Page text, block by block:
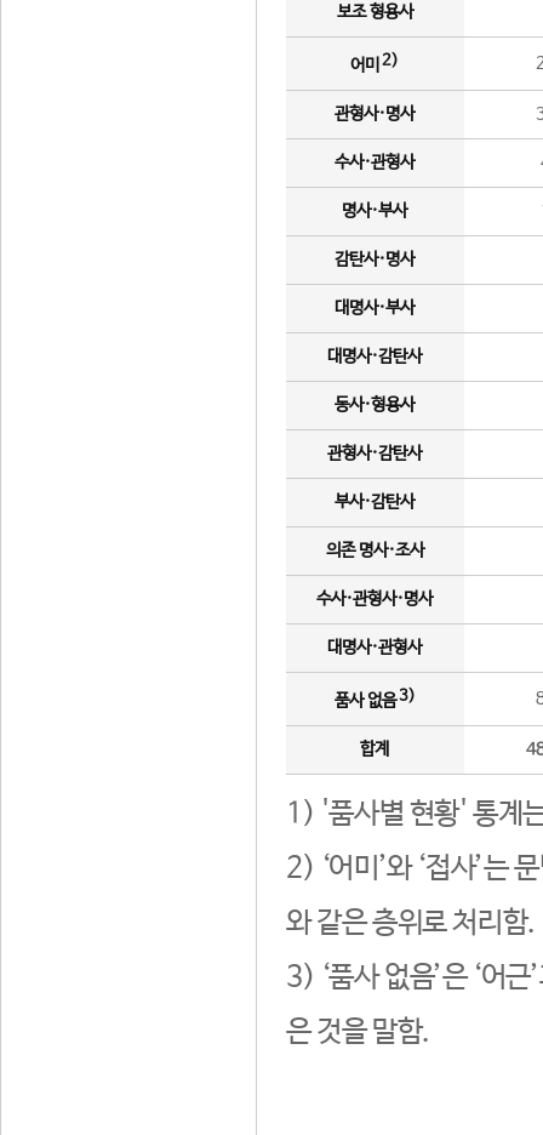
보조 형용사
어미 2)
관형사·명사
수사·관형사
명사·부사
감탄사·명사
대명사·부사
대명사·감탄사
동사·형용사
관형사·감탄사
부사·감탄사
의존 명사·조사
수사·관형사·명사
대명사·관형사
품사 없음3)
합계
1) '품사별 현황' 통계
2) ‘어미’와 ‘접사’는
와 같은 층위로 처리함.
3) ‘품사 없음’은 ‘어
은 것을 말함.